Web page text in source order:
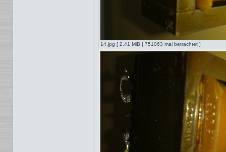
14.jpg [ 2.41 MiB | 751063 mal betrachtet ]